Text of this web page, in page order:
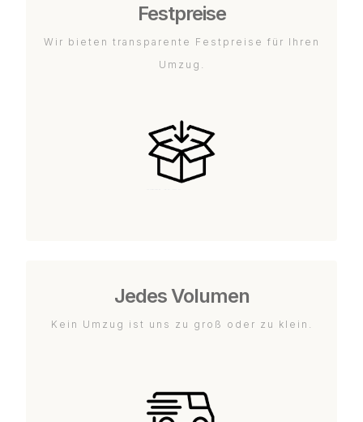
Festpreise
Wir bieten transparente Festpreise für Ihren
Umzug.
Jedes Volumen
Kein Umzug ist uns zu groß oder zu klein.